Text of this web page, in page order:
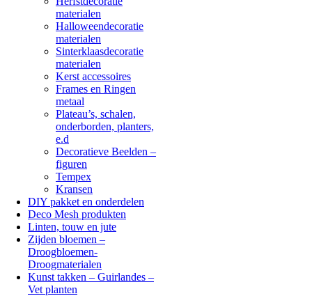
materialen
Halloweendecoratie
materialen
Sinterklaasdecoratie
materialen
Kerst accessoires
Frames en Ringen
metaal
Plateau’s, schalen,
onderborden, planters,
e.d
Decoratieve Beelden –
figuren
Tempex
Kransen
DIY pakket en onderdelen
Deco Mesh produkten
Linten, touw en jute
Zijden bloemen –
Droogbloemen-
Droogmaterialen
Kunst takken – Guirlandes –
Vet planten